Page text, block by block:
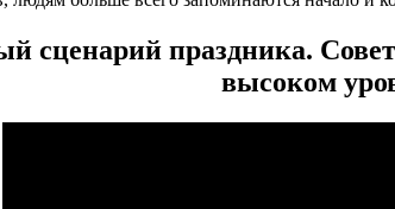
сценарий праздника.
высоком